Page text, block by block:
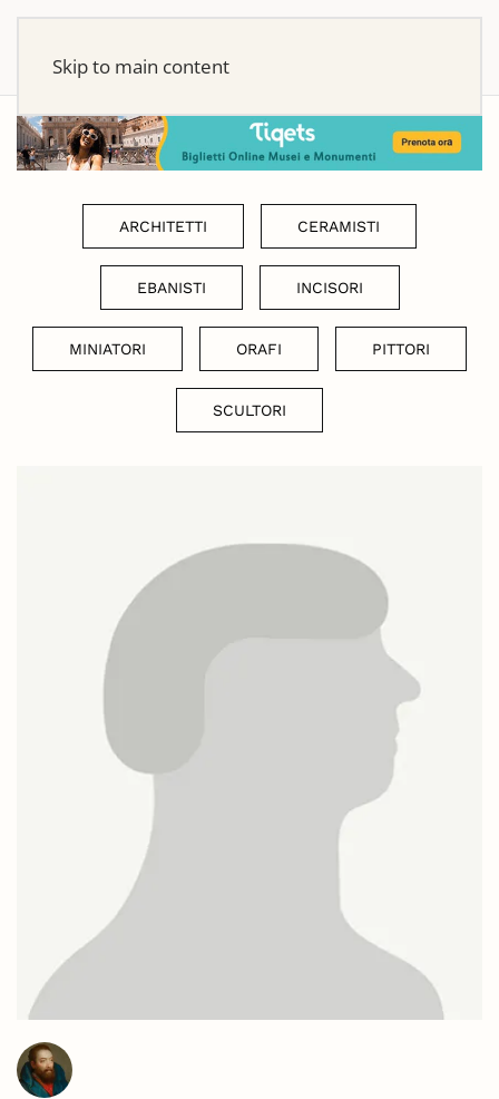
Skip to main content
ARCHITETTI CERAMISTI
EBANISTI INCISORI
MINIATORI ORAFI PITTORI
SCULTORI